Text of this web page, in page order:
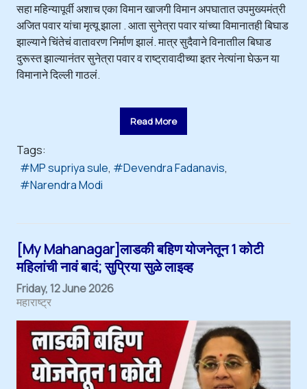
सहा महिन्यापूर्वी अशाच एका विमान खाजगी विमान अपघातात उपमुख्यमंत्री
अजित पवार यांचा मृत्यू झाला . आता सुनेत्रा पवार यांच्या विमानातही बिघाड
झाल्याने चिंतेचं वातावरण निर्माण झालं. मात्र सुदैवाने विनाताील बिघाड
दुरूस्त झाल्यानंतर सुनेत्रा पवार व राष्ट्रावादीच्या इतर नेत्यांना घेऊन या
विमानाने दिल्ली गाठलं.
Read More
Tags:
MP supriya sule
Devendra Fadanavis
Narendra Modi
[My Mahanagar]लाडकी बहिण योजनेतून 1 कोटी
महिलांची नावं बादं; सुप्रिया सुळे लाइव्ह
Friday, 12 June 2026
महाराष्ट्र